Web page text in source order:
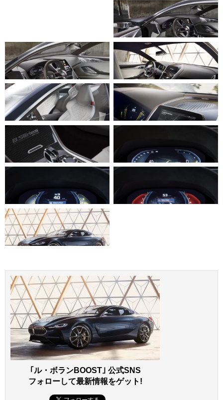
｢ル・ボランBOOST｣ 公式SNS
フォローして最新情報をゲット!